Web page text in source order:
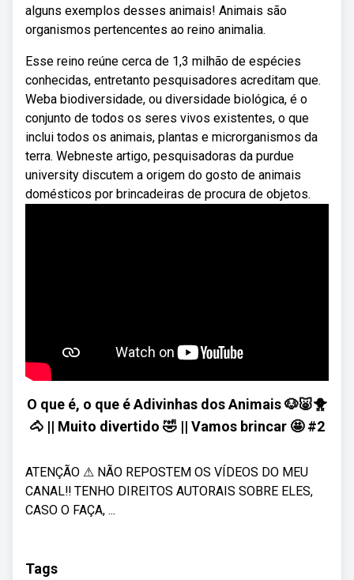
alguns exemplos desses animais! Animais são
organismos pertencentes ao reino animalia.
Esse reino reúne cerca de 1,3 milhão de espécies
conhecidas, entretanto pesquisadores acreditam que.
Weba biodiversidade, ou diversidade biológica, é o
conjunto de todos os seres vivos existentes, o que
inclui todos os animais, plantas e microrganismos da
terra. Webneste artigo, pesquisadoras da purdue
university discutem a origem do gosto de animais
domésticos por brincadeiras de procura de objetos.
O que é, o que é Adivinhas dos Animais 🐶🐷🐥
🐴 || Muito divertido 🤣 || Vamos brincar 🤩 #2
ATENÇÃO ⚠ NÃO REPOSTEM OS VÍDEOS DO MEU
CANAL‼ TENHO DIREITOS AUTORAIS SOBRE ELES,
CASO O FAÇA, ...
Tags